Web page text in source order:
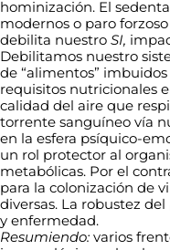
hominización. El
modernos o paro
debilita nuestro SI,
Debilitamos nuestro
de “alimentos”
requisitos nutricionales
calidad del aire que
torrente sanguíneo vía
en la esfera psíquico-
un rol protector al
metabólicas. Por el
para la colonización de
diversas. La robustez del
y enfermedad.
Resumiendo: varios